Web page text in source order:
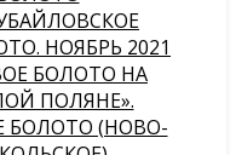
НОЯБРЬ 2021
БОЛОТО НА
ПОЛЯНЕ».
БОЛОТО (НОВО-